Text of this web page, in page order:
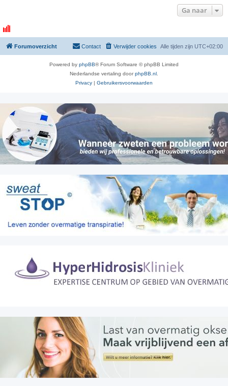
Ga naar
Forumoverzicht Alle tijden zijn UTC+02:00
Verwijder cookies
Contact
Powered by phpBB® Forum Software © phpBB Limited
Nederlandse vertaling doorphpBB.nl
Privacy | Gebruikersvoorwaarden